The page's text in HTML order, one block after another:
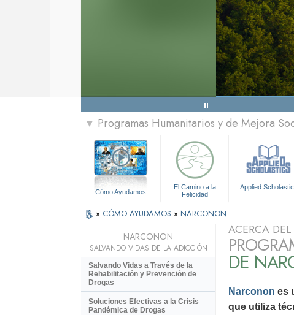
▼ Programas Humanitarios y de Mejora
Cómo Ayudamos
El Camino a la
Felicidad
Applied
» CÓMO AYUDAMOS » NARCONON
ACERCA
DE
Narconon es
que utiliza
NARCONON
SALVANDO VIDAS DE LA ADICCIÓN
Salvando Vidas a Través de la
Rehabilitación y Prevención de
Drogas
Soluciones Efectivas a la Crisis
Pandémica de Drogas